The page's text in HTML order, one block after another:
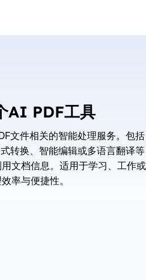
AI PDF工具
文件相关的智能处理服务。包括
转换、智能编辑或多语言翻译等
文档信息。适用于学习、工作或
率与便捷性。